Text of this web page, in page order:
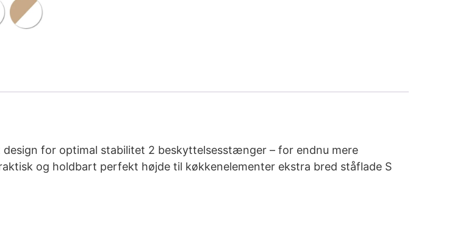
for optimal stabilitet 2 beskyttelsesstænger – for endnu mere
og holdbart perfekt højde til køkkenelementer ekstra bred ståflade S